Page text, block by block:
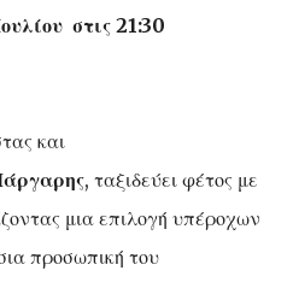
στις 21:30
και
, ταξιδεύει φέτος με
μια επιλογή υπέροχων
προσωπική του